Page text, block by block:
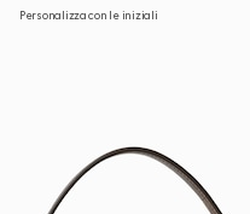
Personalizza con le iniziali